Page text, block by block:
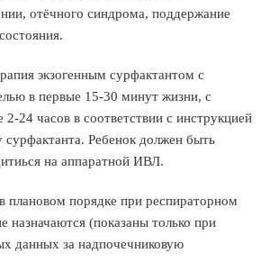
отёчного синдрома, поддержание
экзогенным сурфактантом с
в первые 15-30 минут жизни, с
2-24 часов в соответствии с инструкцией
сурфактанта. Ребенок должен быть
на аппаратной ИВЛ.
плановом порядке при респираторном
назначаются (показаны только при
данных за надпочечниковую